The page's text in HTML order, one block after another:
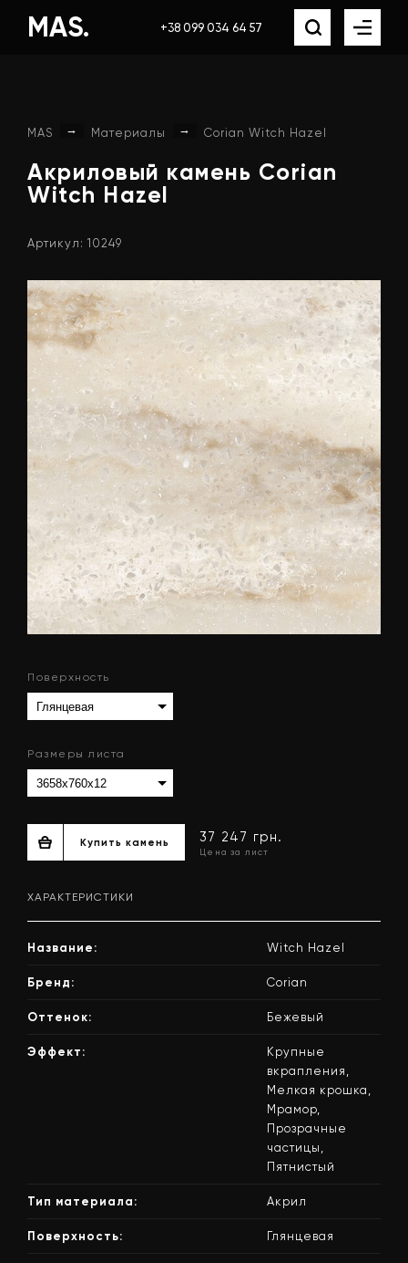
MAS. +38 099 034 64 57
MAS → Материалы → Corian Witch Hazel
Акриловый камень Corian
Witch Hazel
Артикул: 10249
Поверхность
Размеры листа
37 247 грн.
ХАРАКТЕРИСТИКИ
Название: Witch Hazel
Бренд: Corian
Оттенок: Бежевый
Эффект:
Крупные
вкрапления,
Мелкая крошка,
Мрамор,
Прозрачные
частицы,
Пятнистый
Тип материала: Акрил
Поверхность: Глянцевая